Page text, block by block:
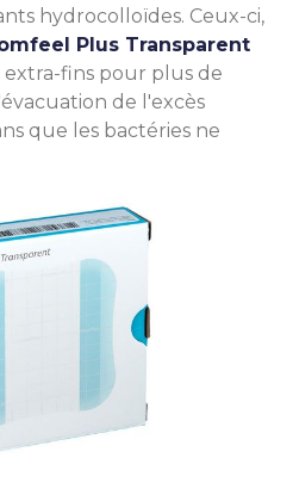
hydrocolloïdes. Ceux-ci,
Plus Transparent
extra-fins pour plus de
de l'excès
que les bactéries ne